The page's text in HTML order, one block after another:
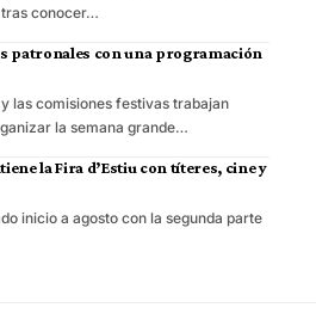
tras conocer…
patronales con una programación
las comisiones festivas trabajan
la semana grande…
la Fira d’Estiu con títeres, cine y
inicio a agosto con la segunda parte